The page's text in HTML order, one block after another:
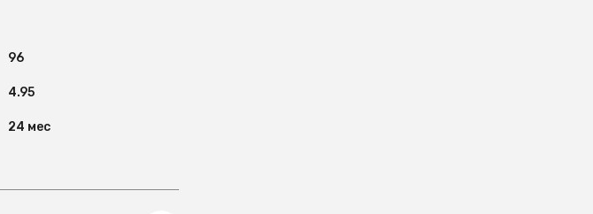
96
4.95
24 мес